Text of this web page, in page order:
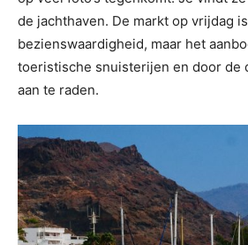
de jachthaven. De markt op vrijdag
bezienswaardigheid, maar het
toeristische snuisterijen en door de
aan te raden.